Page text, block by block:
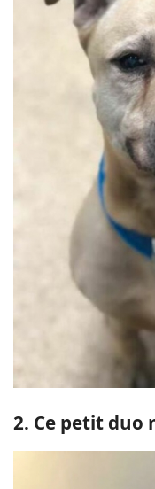
2. Ce petit duo